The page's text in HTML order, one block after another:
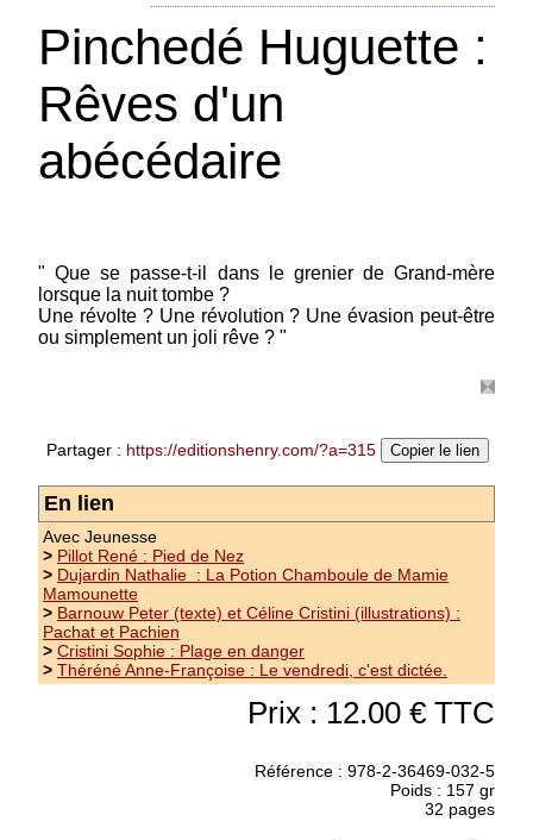
Pinchedé Huguette : La balade des
jours heureux
jours de fête des jours de tendresse des jours
Prix : 12.00 €
Pinchedé Huguette :
Rêves d'un
abécédaire
" Que se passe-t-il dans le grenier de Grand-mère
lorsque la nuit tombe ?
Une révolte ? Une révolution ? Une évasion peut-être
ou simplement un joli rêve ? "
Partager : https://editionshenry.com/?a=315 Copier le lien
En lien
Avec Jeunesse
> Pillot René : Pied de Nez
> Dujardin Nathalie : La Potion Chamboule de Mamie
Mamounette
> Barnouw Peter (texte) et Céline Cristini (illustrations) :
Pachat et Pachien
> Cristini Sophie : Plage en danger
> Théréné Anne-Françoise : Le vendredi, c'est dictée.
Prix : 12.00 € TTC
Référence : 978-2-36469-032-5
Poids : 157 gr
32 pages